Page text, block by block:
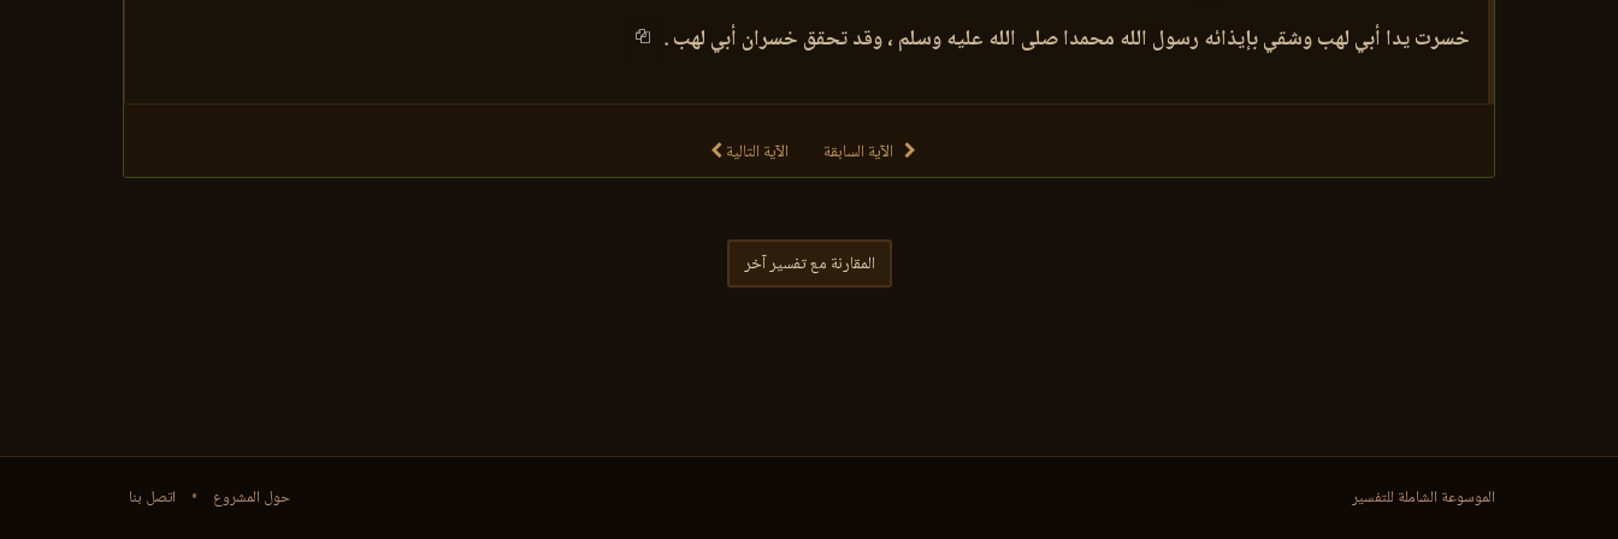
خسرت يدا أبي لهب وشقي بإيذائه رسول الله محمدا صلى الله عليه وسلم ، وقد تحقق خسران أبي لهب .
الآية السابقة الآية التالية
المقارنة مع تفسير آخر
حول المشروع • اتصل بنا الموسوعة الشاملة للتفسير